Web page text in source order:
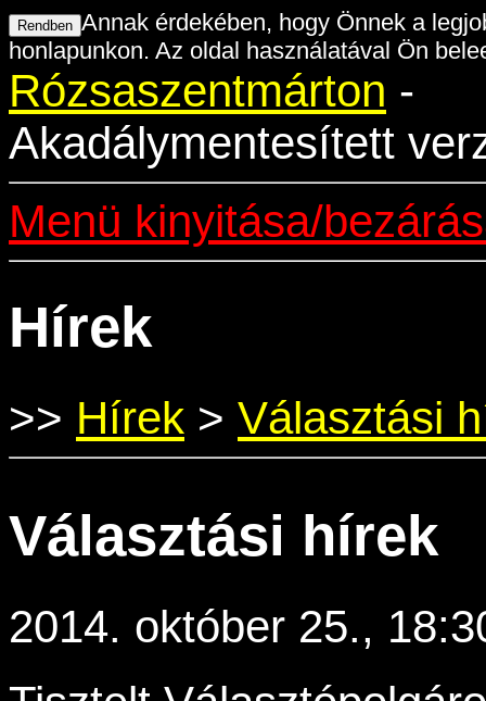
Annak érdekében, hogy Önnek a
honlapunkon. Az oldal használatával Ön
Rózsaszentmárton -
Akadálymentesített
Menü kinyitása/
Hírek
>> Hírek > Választási
Választási hírek
2014. október 25.,